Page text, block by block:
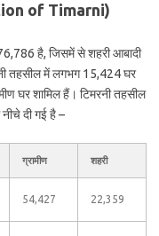
of Timarni)
है, जिसमें से शहरी आबादी
तहसील में लगभग 15,424 घर
घर शामिल हैं। टिमरनी तहसील
दी गई है –
ग्रामीण शहरी
54,427 22,359